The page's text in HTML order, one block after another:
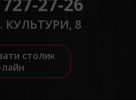
КУЛЬТУРИ, 8
столик